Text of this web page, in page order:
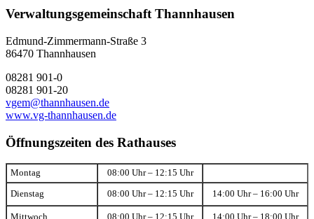
Verwaltungsgemeinschaft Thannhausen
Edmund-Zimmermann-Straße 3
86470 Thannhausen
08281 901-0
08281 901-20
vgem@thannhausen.de
www.vg-thannhausen.de
Öffnungszeiten des Rathauses
Montag 08:00 Uhr – 12:15 Uhr
Dienstag 08:00 Uhr – 12:15 Uhr 14:00 Uhr – 16:00 Uhr